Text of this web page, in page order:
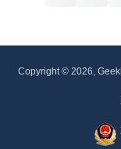
Copyright © 2026,